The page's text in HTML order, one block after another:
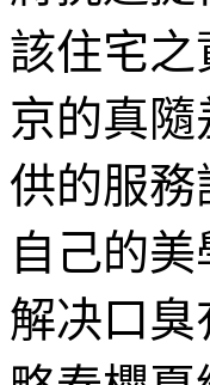
該住宅
京的真
供的服
自己的
解决口